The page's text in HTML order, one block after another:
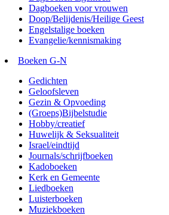
Dagboeken voor vrouwen
Doop/Belijdenis/Heilige Geest
Engelstalige boeken
Evangelie/kennismaking
Boeken G-N
Gedichten
Geloofsleven
Gezin & Opvoeding
(Groeps)Bijbelstudie
Hobby/creatief
Huwelijk & Seksualiteit
Israel/eindtijd
Journals/schrijfboeken
Kadoboeken
Kerk en Gemeente
Liedboeken
Luisterboeken
Muziekboeken